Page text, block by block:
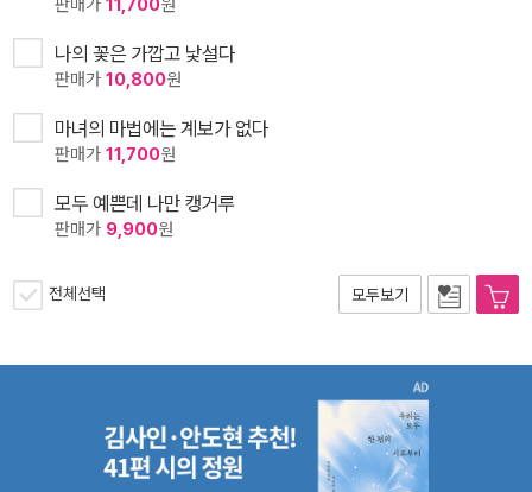
판매가 11,700원
나의 꽃은 가깝고 낯설다
판매가 10,800원
마녀의 마법에는 계보가 없다
판매가 11,700원
모두 예쁜데 나만 캥거루
판매가 9,900원
전체선택 모두보기